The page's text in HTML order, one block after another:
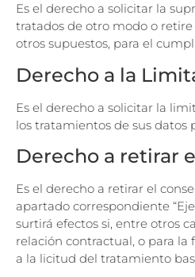
Es el derecho a solicitar la
tratados de otro modo o
otros supuestos, para el
Derecho a la
Es el derecho a solicitar la
los tratamientos de sus datos
Derecho a retirar
Es el derecho a retirar el
apartado correspondiente
surtirá efectos si, entre otros
relación contractual, o para
a la licitud del tratamiento